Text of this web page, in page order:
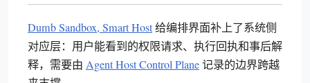
Dumb Sandbox, Smart Host给编排界面补上了系统侧
对应层：用户能看到的权限请求、执行回执和事后解
释，需要由 Agent Host Control Plane记录的边界跨越